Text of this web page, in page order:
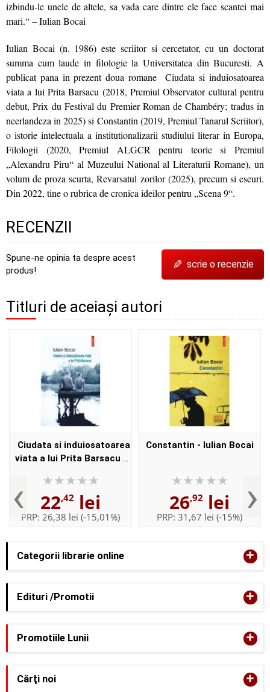
Categorii librarie online +
Edituri /Promotii +
izbindu-le unele de altele, sa vada care dintre ele face scantei mai
mari.“ – Iulian Bocai
Iulian Bocai (n. 1986) este scriitor si cercetator, cu un doctorat
summa cum laude in filologie la Universitatea din Bucuresti. A
publicat pana in prezent doua romane Ciudata si induiosatoarea
viata a lui Prita Barsacu (2018, Premiul Observator cultural pentru
debut, Prix du Festival du Premier Roman de Chambéry; tradus in
neerlandeza in 2025) si Constantin (2019, Premiul Tanarul Scriitor),
o istorie intelectuala a institutionalizarii studiului literar in Europa,
Filologii (2020, Premiul ALGCR pentru teorie si Premiul
„Alexandru Piru“ al Muzeului National al Literaturii Romane), un
volum de proza scurta, Revarsatul zorilor (2025), precum si eseuri.
Din 2022, tine o rubrica de cronica ideilor pentru „Scena 9“.
RECENZII
Spune-ne opinia ta despre acest
produs!
✎ scrie o recenzie
Titluri de aceiași autori
‹
Ciudata si induiosatoarea
viata a lui Prita Barsacu -
22,42 lei
PRP: 26,38 lei (-15,01%)
Constantin - Iulian Bocai
26,92 lei
PRP: 31,67 lei (-15%) ›
Promotiile Lunii +
Cărţi noi +